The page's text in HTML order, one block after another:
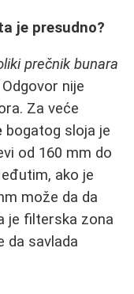
je presudno?
prečnik bunara
nije
Za veće
bogatog sloja je
od 160 mm do
ako je
može da da
je filterska zona
da savlada